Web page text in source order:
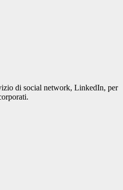
di social network, LinkedIn, per